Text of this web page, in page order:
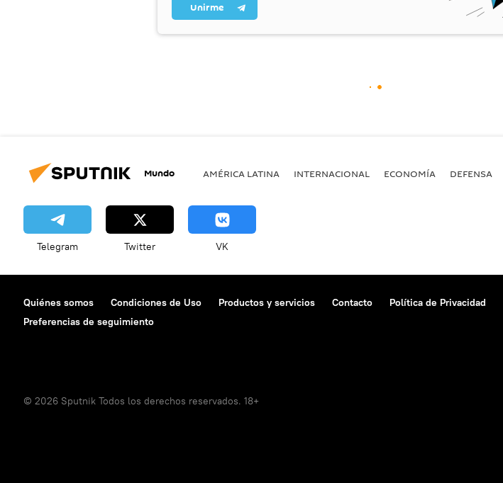
Unirme
Mundo AMÉRICA LATINA INTERNACIONAL ECONOMÍA DEFENSA
Telegram Twitter VK
Quiénes somos Condiciones de Uso Productos y servicios Contacto Política de Privacidad
Preferencias de seguimiento
© 2026 Sputnik Todos los derechos reservados. 18+